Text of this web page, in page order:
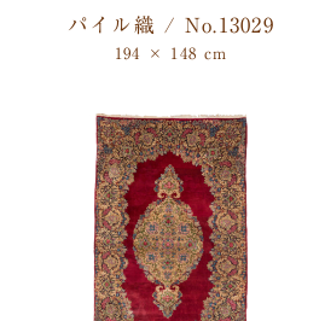
パイル織 / No.13029
194 × 148 cm